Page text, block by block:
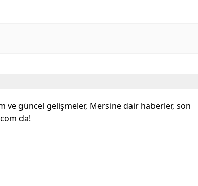
ve güncel gelişmeler, Mersine dair haberler, son
da!